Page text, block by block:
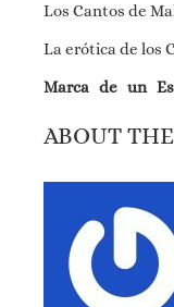
Los Cantos de
La erótica de los
Marca de un
ABOUT